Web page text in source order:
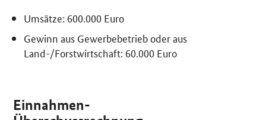
Umsätze: 600.000 Euro
Gewinn aus Gewerbebetrieb oder aus
Land-/Forstwirtschaft: 60.000 Euro
Einnahmen-